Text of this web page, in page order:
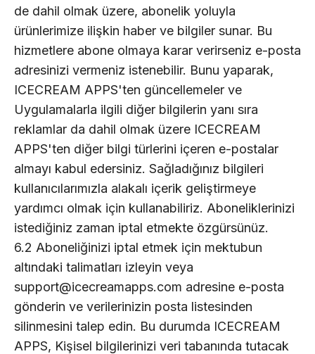
de dahil olmak üzere, abonelik yoluyla
ürünlerimize ilişkin haber ve bilgiler sunar. Bu
hizmetlere abone olmaya karar verirseniz e-posta
adresinizi vermeniz istenebilir. Bunu yaparak,
ICECREAM APPS'ten güncellemeler ve
Uygulamalarla ilgili diğer bilgilerin yanı sıra
reklamlar da dahil olmak üzere ICECREAM
APPS'ten diğer bilgi türlerini içeren e-postalar
almayı kabul edersiniz. Sağladığınız bilgileri
kullanıcılarımızla alakalı içerik geliştirmeye
yardımcı olmak için kullanabiliriz. Aboneliklerinizi
istediğiniz zaman iptal etmekte özgürsünüz.
6.2 Aboneliğinizi iptal etmek için mektubun
altındaki talimatları izleyin veya
support@icecreamapps.com adresine e-posta
gönderin ve verilerinizin posta listesinden
silinmesini talep edin. Bu durumda ICECREAM
APPS, Kişisel bilgilerinizi veri tabanında tutacak